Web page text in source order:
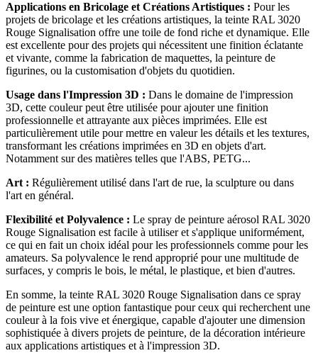
Applications en Bricolage et Créations Artistiques : Pour les
projets de bricolage et les créations artistiques, la teinte RAL 3020
Rouge Signalisation offre une toile de fond riche et dynamique. Elle
est excellente pour des projets qui nécessitent une finition éclatante
et vivante, comme la fabrication de maquettes, la peinture de
figurines, ou la customisation d'objets du quotidien.
Usage dans l'Impression 3D : Dans le domaine de l'impression
3D, cette couleur peut être utilisée pour ajouter une finition
professionnelle et attrayante aux pièces imprimées. Elle est
particulièrement utile pour mettre en valeur les détails et les textures,
transformant les créations imprimées en 3D en objets d'art.
Notamment sur des matières telles que l'ABS, PETG...
Art : Régulièrement utilisé dans l'art de rue, la sculpture ou dans
l'art en général.
Flexibilité et Polyvalence : Le spray de peinture aérosol RAL 3020
Rouge Signalisation est facile à utiliser et s'applique uniformément,
ce qui en fait un choix idéal pour les professionnels comme pour les
amateurs. Sa polyvalence le rend approprié pour une multitude de
surfaces, y compris le bois, le métal, le plastique, et bien d'autres.
En somme, la teinte RAL 3020 Rouge Signalisation dans ce spray
de peinture est une option fantastique pour ceux qui recherchent une
couleur à la fois vive et énergique, capable d'ajouter une dimension
sophistiquée à divers projets de peinture, de la décoration intérieure
aux applications artistiques et à l'impression 3D.